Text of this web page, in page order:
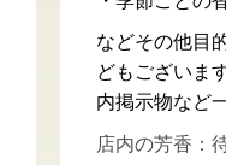
などその他目
どもございま
内掲示物など
店内の芳香：